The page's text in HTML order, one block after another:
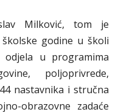
Milković, tom je
godine u školi
u programima
poljoprivrede,
nastavnika i stručna
obrazovne zadaće